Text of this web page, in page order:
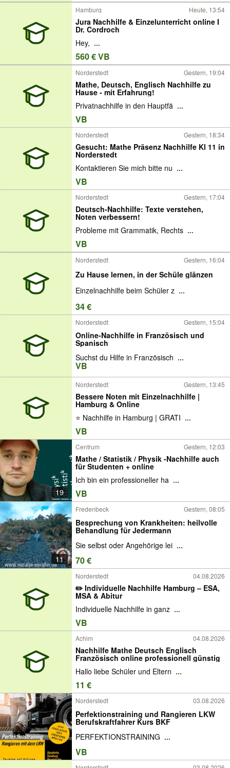
Hamburg Heute, 13:54
Jura Nachhilfe & Einzelunterricht online I
Dr. Cordroch
Hey, ...
560 € VB
Norderstedt Gestern, 19:04
Mathe, Deutsch, Englisch Nachhilfe zu
Hause - mit Erfahrung!
Privatnachhilfe in den Hauptfä ...
VB
Norderstedt Gestern, 18:34
Gesucht: Mathe Präsenz Nachhilfe Kl 11 in
Norderstedt
Kontaktieren Sie mich bitte nu ...
VB
Norderstedt Gestern, 17:04
Deutsch-Nachhilfe: Texte verstehen,
Noten verbessern!
Probleme mit Grammatik, Rechts ...
VB
Norderstedt Gestern, 16:04
Zu Hause lernen, in der Schüle glänzen
Einzelnachhilfe beim Schüler z ...
34 €
Norderstedt Gestern, 15:04
Online-Nachhilfe in Französisch und
Spanisch
Suchst du Hilfe in Französisch ...
VB
Norderstedt Gestern, 13:45
Bessere Noten mit Einzelnachhilfe |
Hamburg & Online
⭐ Nachhilfe in Hamburg | GRATI ...
VB
19
Centrum Gestern, 12:03
Mathe / Statistik / Physik -Nachhilfe auch
für Studenten + online
Ich bin ein professioneller ha ...
VB
11
Fredenbeck Gestern, 08:05
Besprechung von Krankheiten: heilvolle
Behandlung für Jedermann
Sie selbst oder Angehörige lei ...
70 €
Norderstedt 04.08.2026
✏️ Individuelle Nachhilfe Hamburg – ESA,
MSA & Abitur
Individuelle Nachhilfe in ganz ...
VB
Achim 04.08.2026
Nachhilfe Mathe Deutsch Englisch
Französisch online professionell günstig
Hallo liebe Schüler und Eltern ...
11 €
Norderstedt 03.08.2026
Perfektionstraining und Rangieren LKW
Berufskraftfahrer Kurs BKF
PERFEKTIONSTRAINING ...
VB